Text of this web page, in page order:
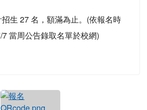
生 27 名，額滿為止。(依報名時
當周公告錄取名單於校網)